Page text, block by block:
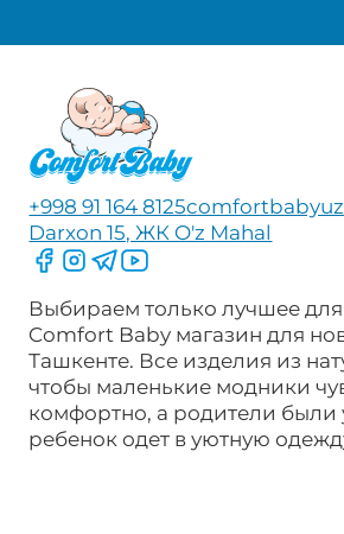
+998 91 164 8125
Darxon 15, ЖК O'z Mahal
Следите за нами на Facebook
Следите за нами в Instagram
Следите за нами в
Следите за нами в
Выбираем только лучшее для
Comfort Baby магазин для
Ташкенте. Все изделия из
чтобы маленькие модники
комфортно, а родители были
ребенок одет в уютную